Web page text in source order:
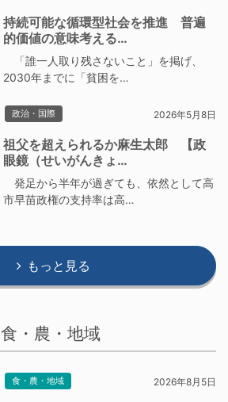
持続可能な循環型社会を推進 普遍
的価値の意味考える…
「誰一人取り残さないこと」を掲げ、
2030年までに「貧困を…
政治・国際 2026年5月8日
祖父を超えられるか麻生太郎 【政
眼鏡（せいがんきょ…
発足から半年が過ぎても、依然として高
市早苗政権の支持率は高…
もっと見る
食・農・地域
食・農・地域 2026年8月5日